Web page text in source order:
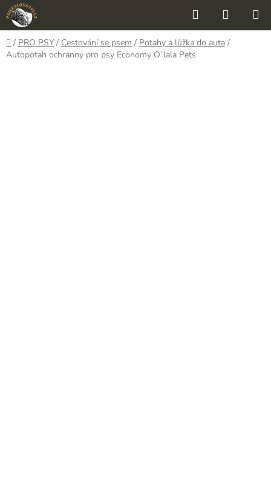
Přejít
na
obsah
Hledat
KOŠÍK
Domů
/ PRO PSY / Cestování se psem / Potahy a lůžka do auta /
Autopotah ochranný pro psy Economy O´lala Pets